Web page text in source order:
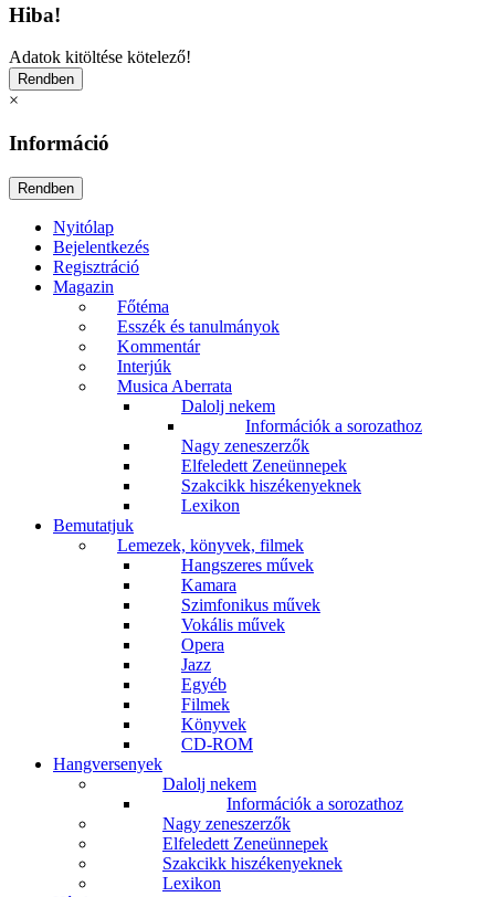
Hiba!
Adatok kitöltése kötelező!
×
Információ
Nyitólap
Bejelentkezés
Regisztráció
Magazin
Főtéma
Esszék és tanulmányok
Kommentár
Interjúk
Musica Aberrata
Dalolj nekem
Információk a sorozathoz
Nagy zeneszerzők
Elfeledett Zeneünnepek
Szakcikk hiszékenyeknek
Lexikon
Bemutatjuk
Lemezek, könyvek, filmek
Hangszeres művek
Kamara
Szimfonikus művek
Vokális művek
Opera
Jazz
Egyéb
Filmek
Könyvek
CD-ROM
Hangversenyek
Dalolj nekem
Információk a sorozathoz
Nagy zeneszerzők
Elfeledett Zeneünnepek
Szakcikk hiszékenyeknek
Lexikon